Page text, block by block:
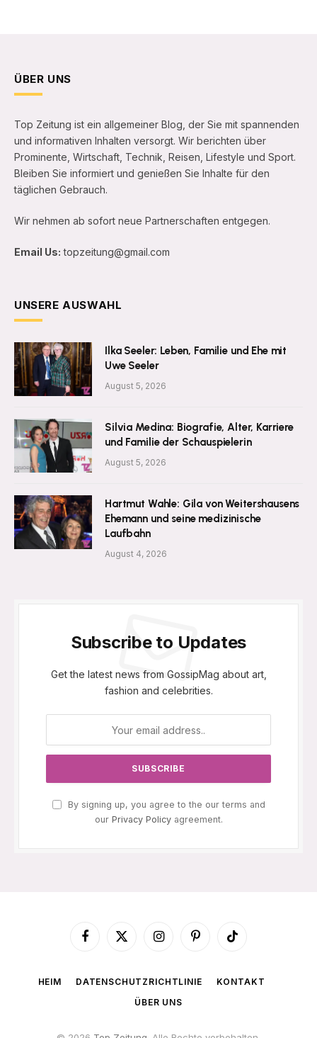
ÜBER UNS
Top Zeitung ist ein allgemeiner Blog, der Sie mit spannenden
und informativen Inhalten versorgt. Wir berichten über
Prominente, Wirtschaft, Technik, Reisen, Lifestyle und Sport.
Bleiben Sie informiert und genießen Sie Inhalte für den
täglichen Gebrauch.
Wir nehmen ab sofort neue Partnerschaften entgegen.
Email Us: topzeitung@gmail.com
UNSERE AUSWAHL
Ilka Seeler: Leben, Familie und Ehe mit
Uwe Seeler
August 5, 2026
Silvia Medina: Biografie, Alter, Karriere
und Familie der Schauspielerin
August 5, 2026
Hartmut Wahle: Gila von Weitershausens
Ehemann und seine medizinische
Laufbahn
August 4, 2026
Subscribe to Updates
Get the latest news from GossipMag about art,
fashion and celebrities.
By signing up, you agree to the our terms and
our Privacy Policyagreement.
Facebook
X
InstagramPinterestTikTok
HEIM DATENSCHUTZRICHTLINIE
KONTAKT
ÜBER UNS